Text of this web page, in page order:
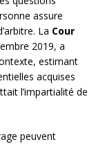
assure
La Cour
2019, a
estimant
acquises
l’impartialité de
peuvent